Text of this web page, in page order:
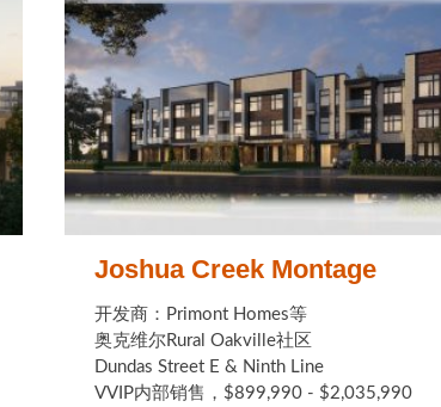
Joshua Creek Montage
开发商：Primont Homes等
奥克维尔Rural Oakville社区
Dundas Street E & Ninth Line
VVIP内部销售，$899,990 - $2,035,990